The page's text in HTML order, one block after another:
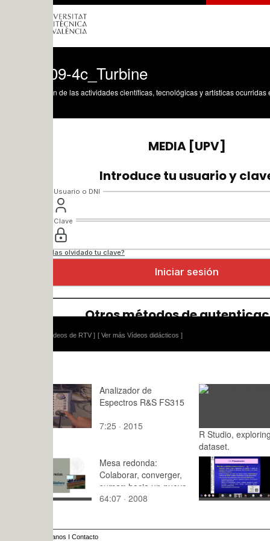
4c_Turbine
de las actividades científicas, tecnológicas y artísticas ocurridas en los tres
[ Ver más Vídeos didácticos ]
Analizador de
Espectros R&S FS315
7:25 · 2015
R Studio, exploring a
: · 2025
Mesa redonda:
Colaborar, converger,
sumar: hacia un nuevo
modelo de ser
64:07 · 2008
12567
Estructura
64:12 ·